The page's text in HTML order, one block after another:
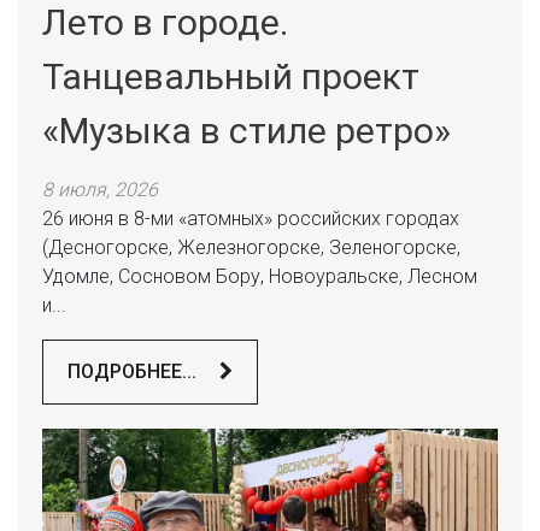
Лето в городе.
Танцевальный проект
«Музыка в стиле ретро»
8 июля, 2026
26 июня в 8-ми «атомных» российских городах
(Десногорске, Железногорске, Зеленогорске,
Удомле, Сосновом Бору, Новоуральске, Лесном
и...
ПОДРОБНЕЕ...